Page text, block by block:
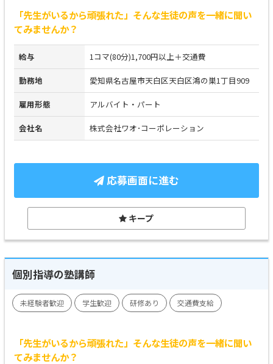
「先生がいるから頑張れた」そんな生徒の声を一緒に聞い
てみませんか？
給与 1コマ(80分)1,700円以上＋交通費
勤務地 愛知県名古屋市天白区天白区鴻の巣1丁目909
雇用形態 アルバイト・パート
会社名 株式会社ワオ･コーポレーション
応募画面に進む
キープ
個別指導の塾講師
未経験者歓迎 学生歓迎 研修あり 交通費支給
「先生がいるから頑張れた」そんな生徒の声を一緒に聞い
てみませんか？